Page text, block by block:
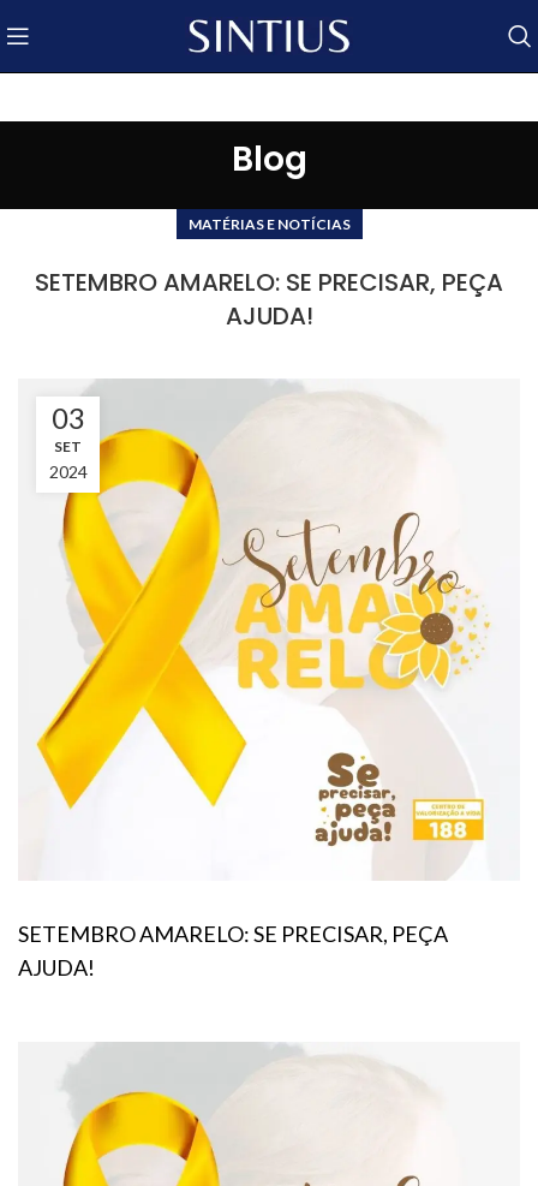
Blog
MATÉRIAS E NOTÍCIAS
SETEMBRO AMARELO: SE PRECISAR, PEÇA
AJUDA!
03
SET
2024
SETEMBRO AMARELO: SE PRECISAR, PEÇA
AJUDA!